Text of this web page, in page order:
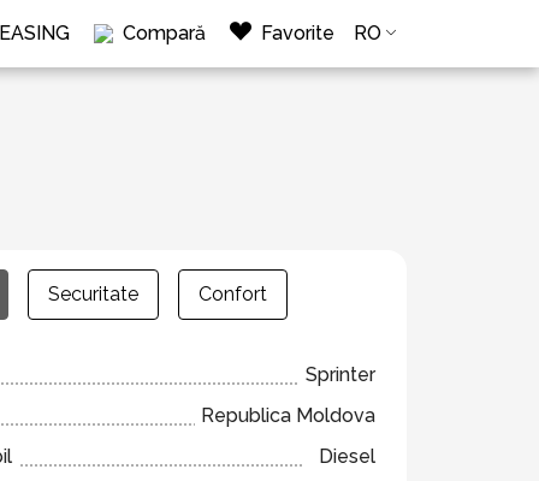
Compară Favorite RO
Securitate Confort
Sprinter
Republica Moldova
Diesel